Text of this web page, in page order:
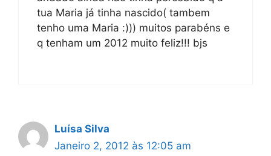
tua Maria já tinha nascido( tambem
tenho uma Maria :))) muitos parabéns e
q tenham um 2012 muito feliz!!! bjs
Luísa Silva
Janeiro 2, 2012 às 12:05 am